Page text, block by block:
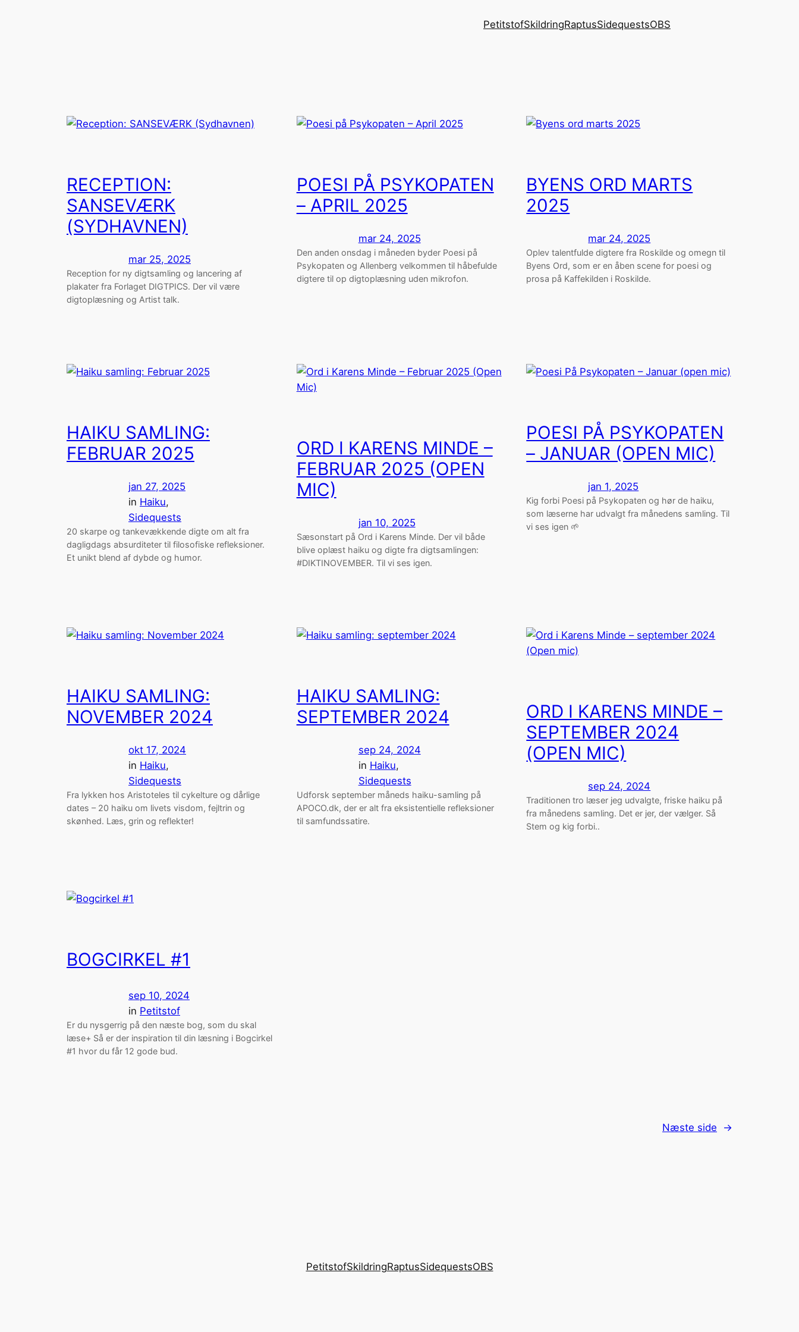
PetitstofSkildringRaptusSidequestsOBS
RECEPTION:
SANSEVÆRK
(SYDHAVNEN)
mar 25, 2025
Reception for ny digtsamling og lancering af
plakater fra Forlaget DIGTPICS. Der vil være
digtoplæsning og Artist talk.
POESI PÅ PSYKOPATEN
– APRIL 2025
mar 24, 2025
Den anden onsdag i måneden byder Poesi på
Psykopaten og Allenberg velkommen til håbefulde
digtere til op digtoplæsning uden mikrofon.
BYENS ORD MARTS
2025
mar 24, 2025
Oplev talentfulde digtere fra Roskilde og omegn til
Byens Ord, som er en åben scene for poesi og
prosa på Kaffekilden i Roskilde.
HAIKU SAMLING:
FEBRUAR 2025
jan 27, 2025
in Haiku
Sidequests
20 skarpe og tankevækkende digte om alt fra
dagligdags absurditeter til filosofiske refleksioner.
Et unikt blend af dybde og humor.
ORD I KARENS MINDE –
FEBRUAR 2025 (OPEN
MIC)
jan 10, 2025
Sæsonstart på Ord i Karens Minde. Der vil både
blive oplæst haiku og digte fra digtsamlingen:
#DIKTINOVEMBER. Til vi ses igen.
POESI PÅ PSYKOPATEN
– JANUAR (OPEN MIC)
jan 1, 2025
Kig forbi Poesi på Psykopaten og hør de haiku,
som læserne har udvalgt fra månedens samling. Til
vi ses igen 🌱
HAIKU SAMLING:
NOVEMBER 2024
okt 17, 2024
in Haiku
Sidequests
Fra lykken hos Aristoteles til cykelture og dårlige
dates – 20 haiku om livets visdom, fejltrin og
skønhed. Læs, grin og reflekter!
HAIKU SAMLING:
SEPTEMBER 2024
sep 24, 2024
in Haiku
Sidequests
Udforsk september måneds haiku-samling på
APOCO.dk, der er alt fra eksistentielle refleksioner
til samfundssatire.
ORD I KARENS MINDE –
SEPTEMBER 2024
(OPEN MIC)
sep 24, 2024
Traditionen tro læser jeg udvalgte, friske haiku på
fra månedens samling. Det er jer, der vælger. Så
Stem og kig forbi..
BOGCIRKEL #1
sep 10, 2024
in Petitstof
Er du nysgerrig på den næste bog, som du skal
læse+ Så er der inspiration til din læsning i Bogcirkel
#1 hvor du får 12 gode bud.
Næste side →
PetitstofSkildringRaptusSidequestsOBS